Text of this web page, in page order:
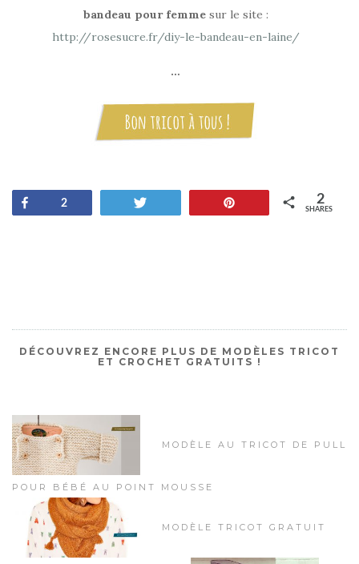
bandeau pour femme sur le site :
http://rosesucre.fr/diy-le-bandeau-en-laine/
…
Share
2
SHARES
2
DÉCOUVREZ ENCORE PLUS DE MODÈLES TRICOT
ET CROCHET GRATUITS !
MODÈLE AU TRICOT DE PULL
POUR BÉBÉ AU POINT MOUSSE
MODÈLE TRICOT GRATUIT